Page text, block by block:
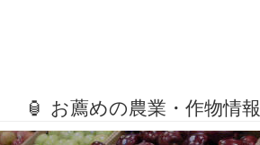
🏮 お薦めの農業・作物情報